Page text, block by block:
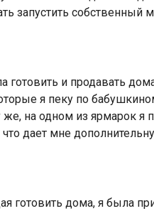
запустить собственный
готовить и продавать
я пеку по
на одном из ярмарок я
дает мне
готовить дома, я была